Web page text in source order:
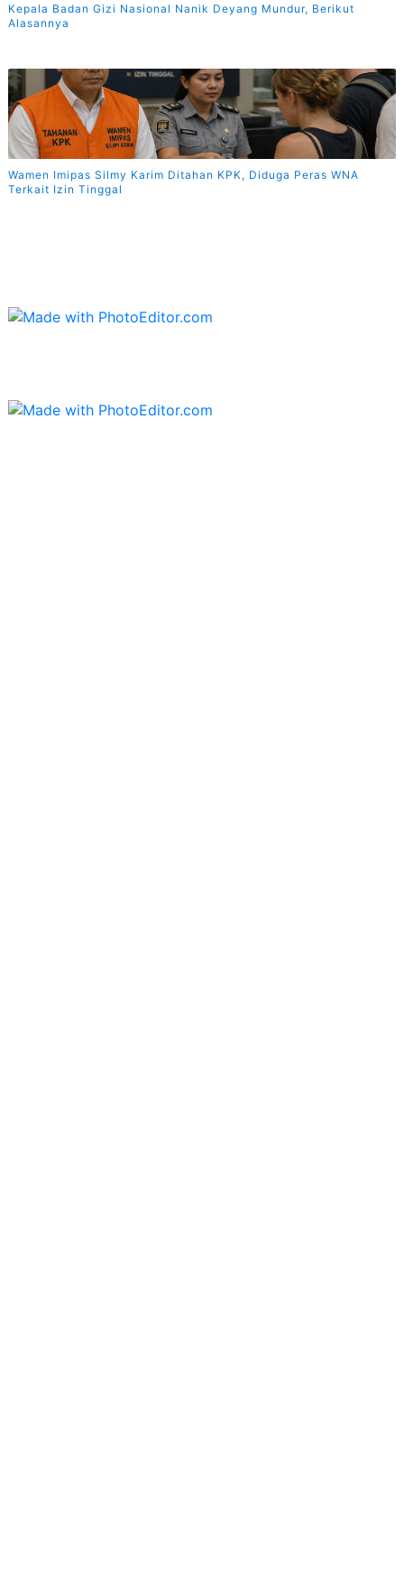
Kepala Badan Gizi Nasional Nanik Deyang Mundur, Berikut
Alasannya
Wamen Imipas Silmy Karim Ditahan KPK, Diduga Peras WNA
Terkait Izin Tinggal